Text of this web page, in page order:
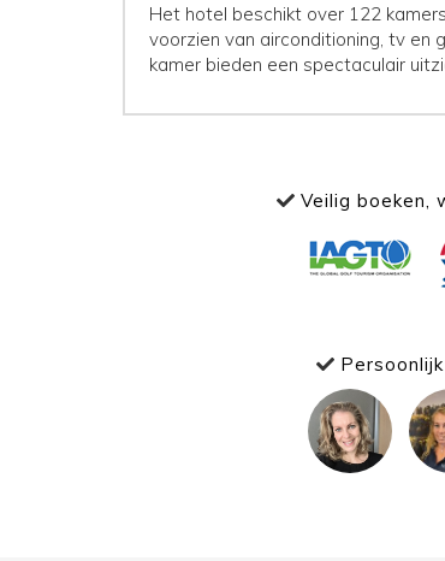
Het hotel beschikt over 122
voorzien van airconditioning, tv en
kamer bieden een spectaculair
Veilig boeken,